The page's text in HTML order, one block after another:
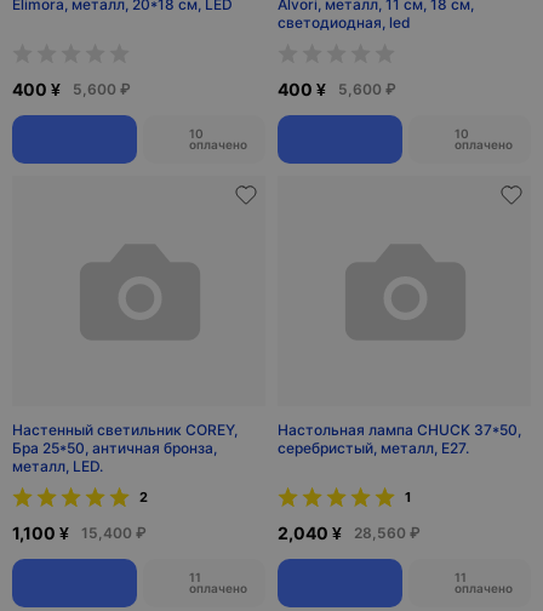
Elimora, металл, 20*18 см, LED
400 ¥ 5,600 ₽
10
оплачено
Alvori, металл, 11 см, 18 см,
светодиодная, led
400 ¥ 5,600 ₽
10
оплачено
Настенный светильник COREY,
Бра 25*50, античная бронза,
металл, LED.
2
1,100 ¥ 15,400 ₽
11
оплачено
Настольная лампа CHUCK 37*50,
серебристый, металл, Е27.
1
2,040 ¥ 28,560 ₽
11
оплачено